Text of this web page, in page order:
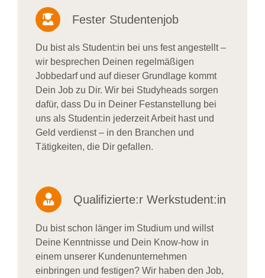
Fester Studentenjob
Du bist als Student:in bei uns fest angestellt –
wir besprechen Deinen regelmäßigen
Jobbedarf und auf dieser Grundlage kommt
Dein Job zu Dir. Wir bei Studyheads sorgen
dafür, dass Du in Deiner Festanstellung bei
uns als Student:in jederzeit Arbeit hast und
Geld verdienst – in den Branchen und
Tätigkeiten, die Dir gefallen.
Qualifizierte:r Werkstudent:in
Du bist schon länger im Studium und willst
Deine Kenntnisse und Dein Know-how in
einem unserer Kundenunternehmen
einbringen und festigen? Wir haben den Job,